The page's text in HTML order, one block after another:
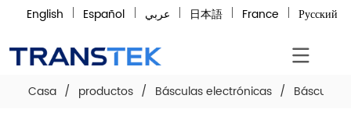
English Español عربي 日本語 France Русский
Casa / productos / Básculas electrónicas / Báscula